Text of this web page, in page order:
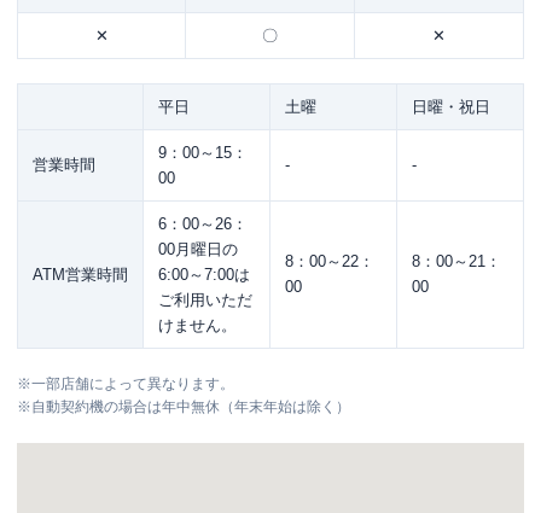
✕ 〇 ✕
平日 土曜 日曜・祝日
営業時間
9：00～15：
00
- -
ATM営業時間
6：00～26：
00月曜日の
6:00～7:00は
ご利用いただ
けません。
8：00～22：
00
8：00～21：
00
※一部店舗によって異なります。
※自動契約機の場合は年中無休（年末年始は除く）